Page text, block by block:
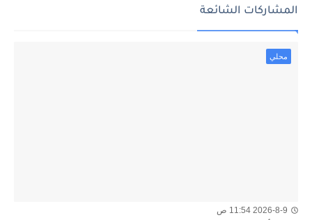
المشاركات الشائعة
محلي
2026-8-9 11:54 ص